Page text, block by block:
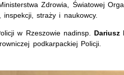
Zdrowia, Światowej
inspekcji, straży i naukowcy.
w Rzeszowie nadinsp. Dariusz
podkarpackiej Policji.